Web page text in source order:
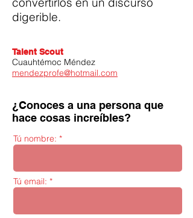
digerible.
Talent Scout
Cuauhtémoc Méndez
mendezprofe@hotmail.com
¿Conoces a una persona que
hace cosas increíbles?
Tú nombre: *
Tú email: *